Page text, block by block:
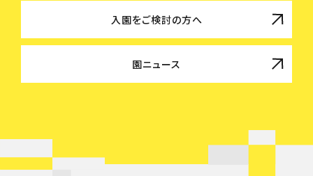
入園をご検討の方へ
園ニュース